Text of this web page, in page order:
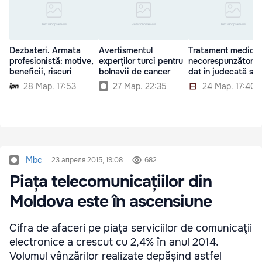
Dezbateri. Armata
profesionistă: motive,
beneficii, riscuri
28 Мар. 17:53
Avertismentul
experților turci pentru
bolnavii de cancer
27 Мар. 22:35
Tratament medical
necorespunzător.
dat în judecată
24 Мар. 17:40
Mbc 23 апреля 2015, 19:08 682
Piața telecomunicațiilor din
Moldova este în ascensiune
Cifra de afaceri pe piaţa serviciilor de comunicaţii
electronice a crescut cu 2,4% în anul 2014.
Volumul vânzărilor realizate depășind astfel